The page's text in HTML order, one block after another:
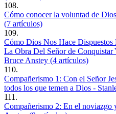
108.
Cómo conocer la voluntad de
(7 artículos)
109.
Cómo Dios Nos Hace Dispuestos
La Obra Del Señor de Conquistar
Bruce Anstey (4 artículos)
110.
Compañerismo 1: Con el Señor
todos los que temen a Dios -
111.
Compañerismo 2: En el